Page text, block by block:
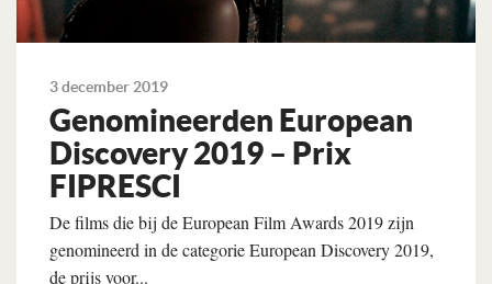
3 december 2019
Genomineerden European
Discovery 2019 – Prix
FIPRESCI
De films die bij de European Film Awards 2019 zijn
genomineerd in de categorie European Discovery 2019,
de prijs voor...